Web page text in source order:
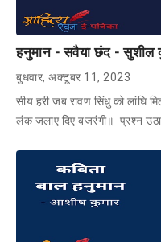
हनुमान - सवैया छंद - सुशील
बुधवार, अक्टूबर 11, 2023
सीय हरी जब रावण सिंधु को लांघि
लंक जलाए दिए बजरंगी॥ प्रश्न उठा